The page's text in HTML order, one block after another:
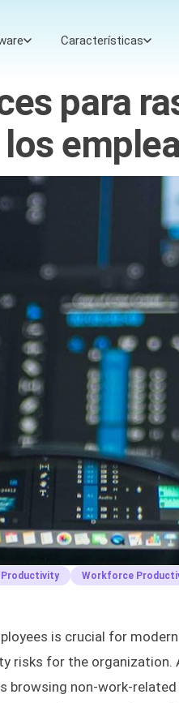
Características
para
Workforce
is crucial for
risks for the organization.
browsing non-work-